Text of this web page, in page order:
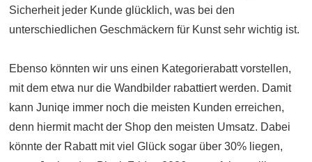
Sicherheit jeder Kunde glücklich, was bei den
unterschiedlichen Geschmäckern für Kunst sehr wichtig ist.
Ebenso könnten wir uns einen Kategorierabatt vorstellen,
mit dem etwa nur die Wandbilder rabattiert werden. Damit
kann Juniqe immer noch die meisten Kunden erreichen,
denn hiermit macht der Shop den meisten Umsatz. Dabei
könnte der Rabatt mit viel Glück sogar über 30% liegen,